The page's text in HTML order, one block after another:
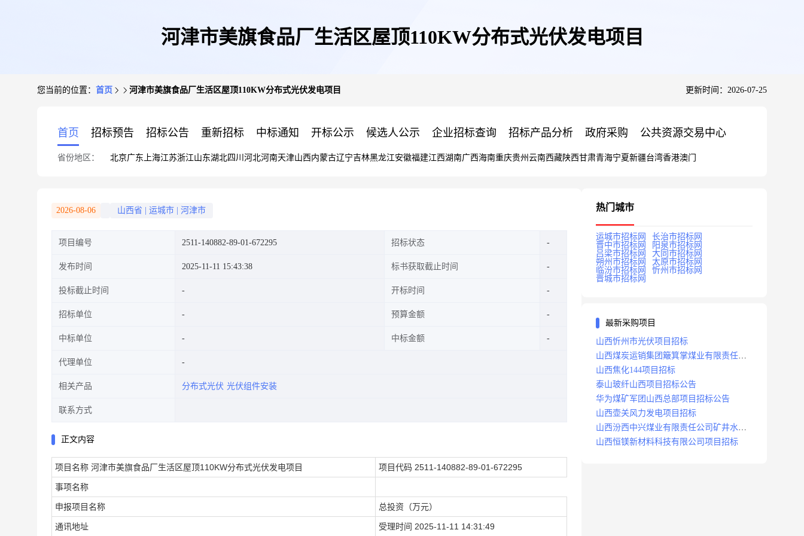
河津市美旗食品厂生活区屋顶110KW分布式光伏发电项目
您当前的位置： 首页 河津市美旗食品厂生活区屋顶110KW分布式光伏发电项目 更新时间：2026-07-25
首页 招标预告 招标公告 重新招标 中标通知 开标公示 候选人公示 企业招标查询 招标产品分析 政府采购 公共资源交易中心
省份地区： 北京广东 上海江苏浙江山东湖北四川 河北河南天津山西内蒙古辽宁吉林黑龙江安徽福建江西湖南广西海南重庆贵州 云南西藏陕西甘肃青海宁夏新疆台湾香港澳门
2026-08-06 山西省 运城市 河津市
项目编号 2511-140882-89-01-672295 招标状态
发布时间 2025-11-11 15:43:38 标书获取截止时间
投标截止时间 开标时间
招标单位 预算金额
中标单位 中标金额
代理单位
相关产品 分布式光伏 光伏组件安装
联系方式
正文内容
项目名称 河津市美旗食品厂生活区屋顶110KW分布式光伏发电项目 项目代码 2511-140882-89-01-672295
事项名称
申报项目名称 总投资（万元）
通讯地址 受理时间 2025-11-11 14:31:49
热门城市
运城市招标网
长治市招标网
晋中市招标网
阳泉市招标网
吕梁市招标网
大同市招标网
朔州市招标网
太原市招标网
临汾市招标网
忻州市招标网
晋城市招标网
最新采购项目
山西忻州市光伏项目招标
山西煤炭运销集团簸箕掌煤业有限责任公
司井田地面三维地震勘探项目招标
山西焦化144项目招标
泰山玻纤山西项目招标公告
华为煤矿军团山西总部项目招标公告
山西壶关风力发电项目招标
山西汾西中兴煤业有限责任公司矿井水处
理站升级改造项目招标
山西恒镁新材料科技有限公司项目招标